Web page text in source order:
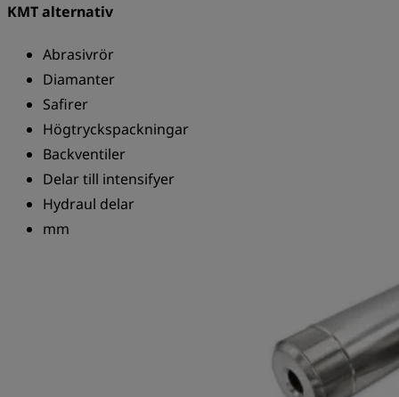
KMT alternativ
Abrasivrör
Diamanter
Safirer
Högtryckspackningar
Backventiler
Delar till intensifyer
Hydraul delar
mm